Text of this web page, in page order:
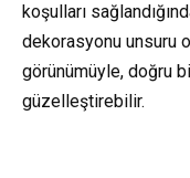
koşulları
dekorasyonu unsuru
görünümüyle, doğru
güzelleştirebilir.